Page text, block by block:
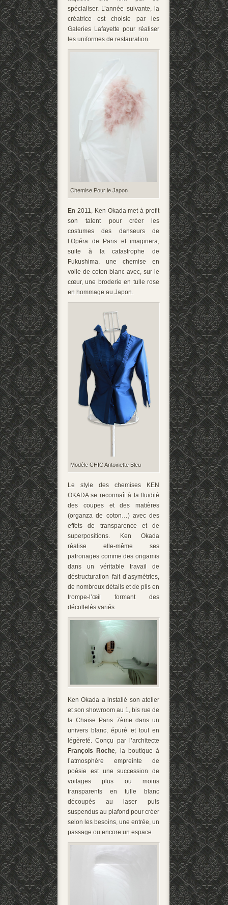
spécialiser. L’année suivante, la
créatrice est choisie par les
Galeries Lafayette pour réaliser
les uniformes de restauration.
Chemise Pour le Japon
En 2011, Ken Okada met à profit
son talent pour créer les
costumes des danseurs de
l’Opéra de Paris et imaginera,
suite à la catastrophe de
Fukushima, une chemise en
voile de coton blanc avec, sur le
cœur, une broderie en tulle rose
en hommage au Japon.
Modèle CHIC Antoinette Bleu
Le style des chemises KEN
OKADA se reconnaît à la fluidité
des coupes et des matières
(organza de coton…) avec des
effets de transparence et de
superpositions. Ken Okada
réalise elle-même ses
patronages comme des origamis
dans un véritable travail de
déstructuration fait d’asymétries,
de nombreux détails et de plis en
trompe-l’œil formant des
décolletés variés.
Ken Okada a installé son atelier
et son showroom au 1, bis rue de
la Chaise Paris 7ème dans un
univers blanc, épuré et tout en
légèreté. Conçu par l’architecte
François Roche, la boutique à
l’atmosphère empreinte de
poésie est une succession de
voilages plus ou moins
transparents en tulle blanc
découpés au laser puis
suspendus au plafond pour créer
selon les besoins, une entrée, un
passage ou encore un espace.